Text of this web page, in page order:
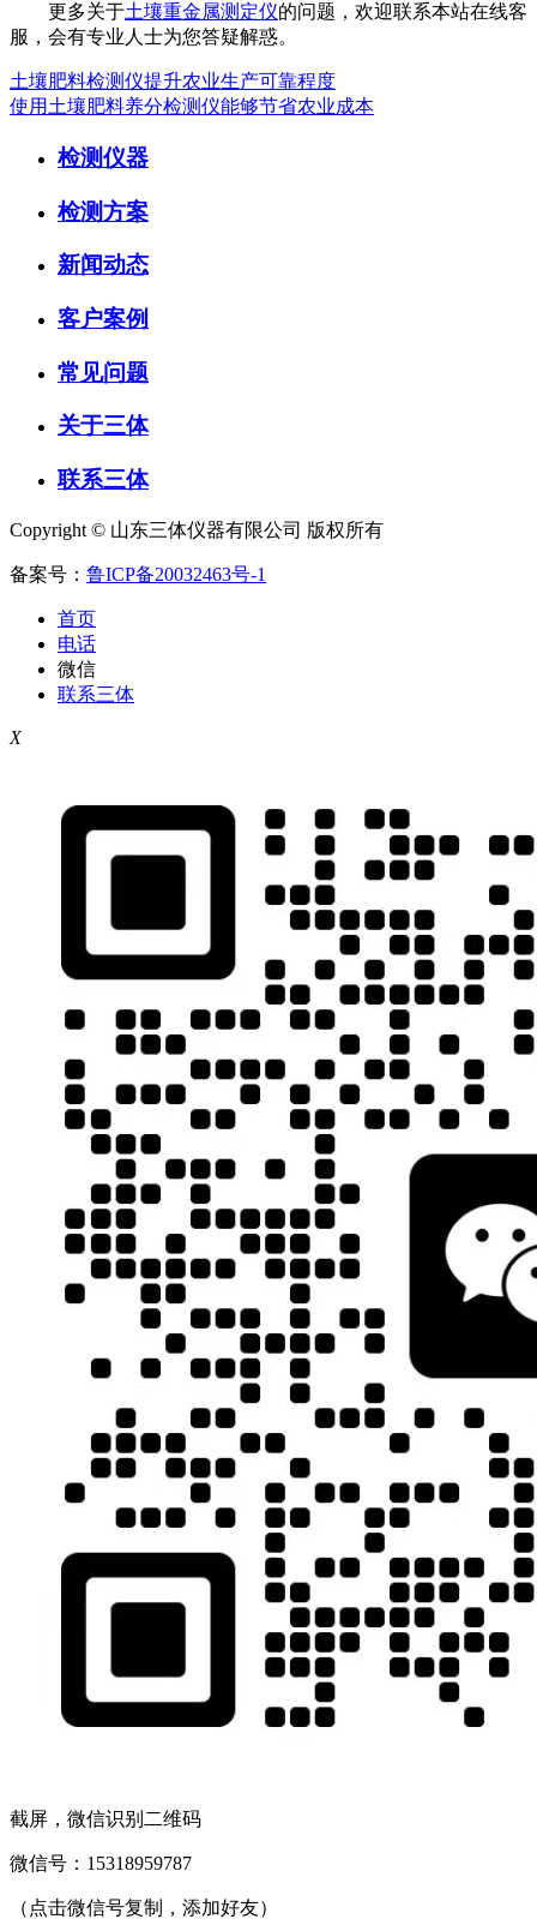
更多关于土壤重金属测定仪的问题，欢迎联系本站在线客
服，会有专业人士为您答疑解惑。
土壤肥料检测仪提升农业生产可靠程度
使用土壤肥料养分检测仪能够节省农业成本
检测仪器
检测方案
新闻动态
客户案例
常见问题
关于三体
联系三体
Copyright © 山东三体仪器有限公司 版权所有
备案号： 鲁ICP备20032463号-1
首页
电话
微信
联系三体
X
截屏，微信识别二维码
微信号： 15318959787
（点击微信号复制，添加好友）